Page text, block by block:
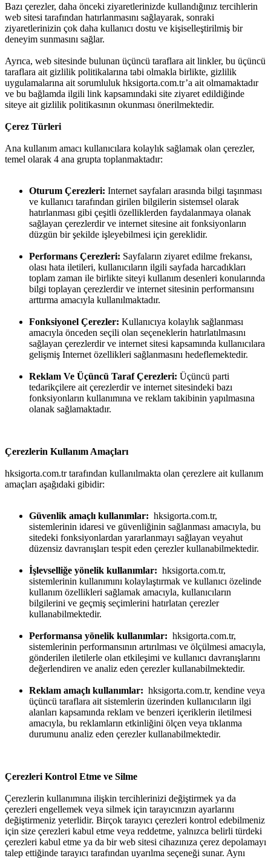
Bazı çerezler, daha önceki ziyaretlerinizde kullandığınız tercihlerin
web sitesi tarafından hatırlanmasını sağlayarak, sonraki
ziyaretlerinizin çok daha kullanıcı dostu ve kişiselleştirilmiş bir
deneyim sunmasını sağlar.
Ayrıca, web sitesinde bulunan üçüncü taraflara ait linkler, bu üçüncü
taraflara ait gizlilik politikalarına tabi olmakla birlikte, gizlilik
uygulamalarına ait sorumluluk hksigorta.com.tr’a ait olmamaktadır
ve bu bağlamda ilgili link kapsamındaki site ziyaret edildiğinde
siteye ait gizlilik politikasının okunması önerilmektedir.
Çerez Türleri
Ana kullanım amacı kullanıcılara kolaylık sağlamak olan çerezler,
temel olarak 4 ana grupta toplanmaktadır:
Oturum Çerezleri: Internet sayfaları arasında bilgi taşınması
ve kullanıcı tarafından girilen bilgilerin sistemsel olarak
hatırlanması gibi çeşitli özelliklerden faydalanmaya olanak
sağlayan çerezlerdir ve internet sitesine ait fonksiyonların
düzgün bir şekilde işleyebilmesi için gereklidir.
Performans Çerezleri: Sayfaların ziyaret edilme frekansı,
olası hata iletileri, kullanıcıların ilgili sayfada harcadıkları
toplam zaman ile birlikte siteyi kullanım desenleri konularında
bilgi toplayan çerezlerdir ve internet sitesinin performansını
arttırma amacıyla kullanılmaktadır.
Fonksiyonel Çerezler: Kullanıcıya kolaylık sağlanması
amacıyla önceden seçili olan seçeneklerin hatırlatılmasını
sağlayan çerezlerdir ve internet sitesi kapsamında kullanıcılara
gelişmiş Internet özellikleri sağlanmasını hedeflemektedir.
Reklam Ve Üçüncü Taraf Çerezleri: Üçüncü parti
tedarikçilere ait çerezlerdir ve internet sitesindeki bazı
fonksiyonların kullanımına ve reklam takibinin yapılmasına
olanak sağlamaktadır.
Çerezlerin Kullanım Amaçları
hksigorta.com.tr tarafından kullanılmakta olan çerezlere ait kullanım
amaçları aşağıdaki gibidir:
Güvenlik amaçlı kullanımlar: hksigorta.com.tr,
sistemlerinin idaresi ve güvenliğinin sağlanması amacıyla, bu
sitedeki fonksiyonlardan yararlanmayı sağlayan veyahut
düzensiz davranışları tespit eden çerezler kullanabilmektedir.
İşlevselliğe yönelik kullanımlar: hksigorta.com.tr,
sistemlerinin kullanımını kolaylaştırmak ve kullanıcı özelinde
kullanım özellikleri sağlamak amacıyla, kullanıcıların
bilgilerini ve geçmiş seçimlerini hatırlatan çerezler
kullanabilmektedir.
Performansa yönelik kullanımlar: hksigorta.com.tr,
sistemlerinin performansının artırılması ve ölçülmesi amacıyla,
gönderilen iletilerle olan etkileşimi ve kullanıcı davranışlarını
değerlendiren ve analiz eden çerezler kullanabilmektedir.
Reklam amaçlı kullanımlar: hksigorta.com.tr, kendine veya
üçüncü taraflara ait sistemlerin üzerinden kullanıcıların ilgi
alanları kapsamında reklam ve benzeri içeriklerin iletilmesi
amacıyla, bu reklamların etkinliğini ölçen veya tıklanma
durumunu analiz eden çerezler kullanabilmektedir.
Çerezleri Kontrol Etme ve Silme
Çerezlerin kullanımına ilişkin tercihlerinizi değiştirmek ya da
çerezleri engellemek veya silmek için tarayıcınızın ayarlarını
değiştirmeniz yeterlidir. Birçok tarayıcı çerezleri kontrol edebilmeniz
için size çerezleri kabul etme veya reddetme, yalnızca belirli türdeki
çerezleri kabul etme ya da bir web sitesi cihazınıza çerez depolamayı
talep ettiğinde tarayıcı tarafından uyarılma seçeneği sunar. Aynı